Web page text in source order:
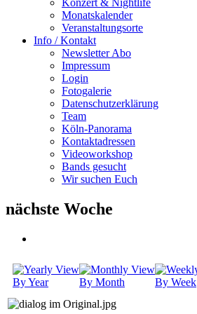
Konzert & Nightlife
Monatskalender
Veranstaltungsorte
Info / Kontakt
Newsletter Abo
Impressum
Login
Fotogalerie
Datenschutzerklärung
Team
Köln-Panorama
Kontaktadressen
Videoworkshop
Bands gesucht
Wir suchen Euch
nächste Woche
By Year By Month By Week